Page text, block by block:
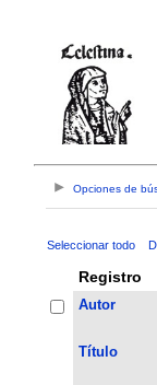
Opciones de
Seleccionar todo
Registro
Autor
Título